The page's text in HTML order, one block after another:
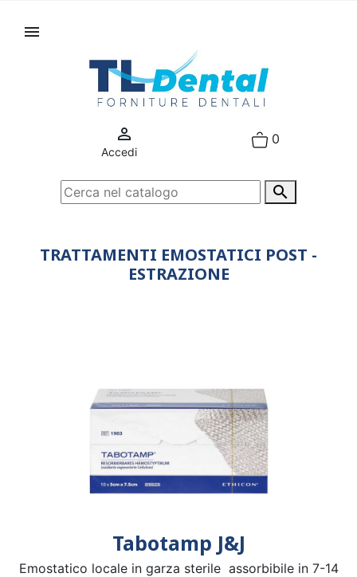



Accedi
0
TRATTAMENTI EMOSTATICI POST -
ESTRAZIONE
Tabotamp J&J
Emostatico locale in garza sterile assorbibile in 7-14